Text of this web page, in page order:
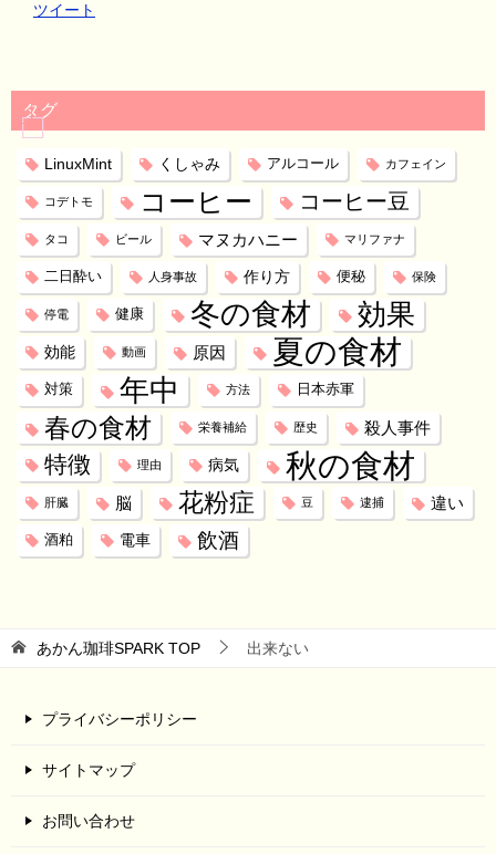
ツイート
タグ
LinuxMint くしゃみ アルコール カフェイン
コデトモ コーヒー コーヒー豆
タコ ビール マヌカハニー マリファナ
二日酔い 人身事故 作り方 便秘 保険
停電 健康 冬の食材 効果
効能 動画 原因 夏の食材
対策 年中 方法 日本赤軍
春の食材 栄養補給 歴史 殺人事件
特徴 理由 病気 秋の食材
肝臓 脳 花粉症 豆 逮捕 違い
酒粕 電車 飲酒
あかん珈琲SPARK TOP 出来ない
プライバシーポリシー
サイトマップ
お問い合わせ